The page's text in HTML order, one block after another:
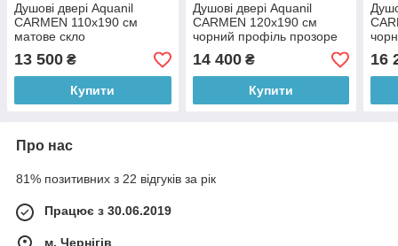
Душові двері Aquanil
CARMEN 110х190 см
матове скло
13 500 ₴
Купити
Душові двері Aquanil
CARMEN 120х190 см
чорний профіль прозоре
скло
14 400₴
Купити
скло
16
Про нас
81% позитивних з 22 відгуків за рік
Працює з 30.06.2019
м. Чернігів